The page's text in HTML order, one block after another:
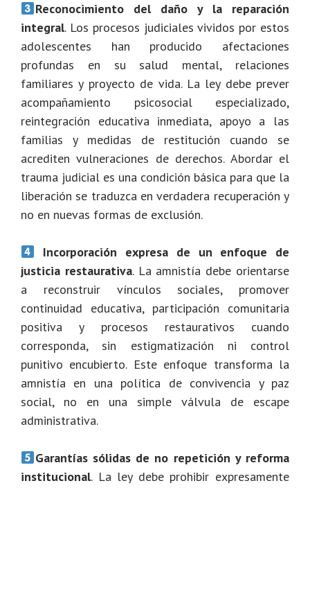
Reconocimiento del daño y la reparación
integral. Los procesos judiciales vividos por estos
adolescentes han producido afectaciones
profundas en su salud mental, relaciones
familiares y proyecto de vida. La ley debe prever
acompañamiento psicosocial especializado,
reintegración educativa inmediata, apoyo a las
familias y medidas de restitución cuando se
acrediten vulneraciones de derechos. Abordar el
trauma judicial es una condición básica para que la
liberación se traduzca en verdadera recuperación y
no en nuevas formas de exclusión.
Incorporación expresa de un enfoque de
justicia restaurativa. La amnistía debe orientarse
a reconstruir vínculos sociales, promover
continuidad educativa, participación comunitaria
positiva y procesos restaurativos cuando
corresponda, sin estigmatización ni control
punitivo encubierto. Este enfoque transforma la
amnistía en una política de convivencia y paz
social, no en una simple válvula de escape
administrativa.
Garantías sólidas de no repetición y reforma
institucional. La ley debe prohibir expresamente